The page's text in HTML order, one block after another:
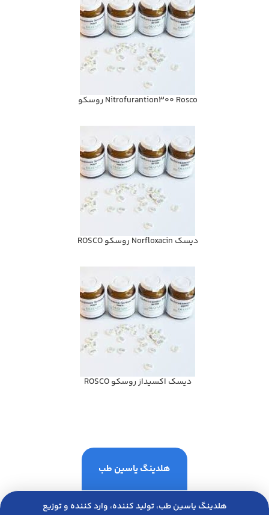
Nitrofurantion300 Rosco روسكو
ديسك Norfloxacin روسكو ROSCO
ديسك اكسيداز روسكو ROSCO
هلدینگ یاسین طب
هلدینگ یاسین طب، تولید کننده، وارد کننده و توزیع